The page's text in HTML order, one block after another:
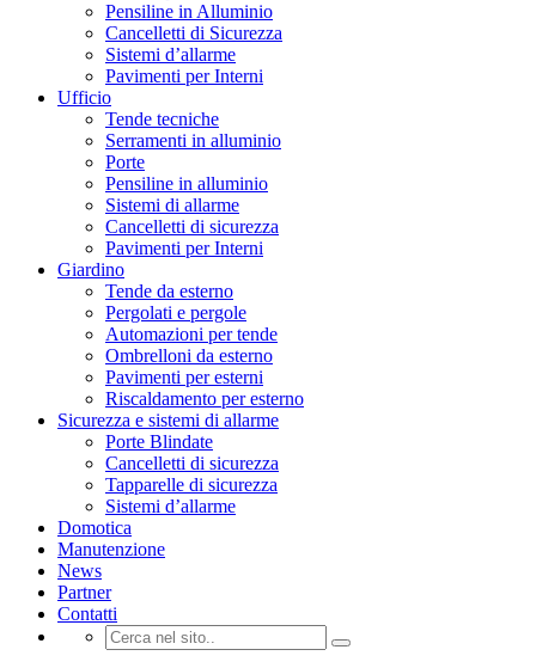
Pensiline in Alluminio
Cancelletti di Sicurezza
Sistemi d’allarme
Pavimenti per Interni
Ufficio
Tende tecniche
Serramenti in alluminio
Porte
Pensiline in alluminio
Sistemi di allarme
Cancelletti di sicurezza
Pavimenti per Interni
Giardino
Tende da esterno
Pergolati e pergole
Automazioni per tende
Ombrelloni da esterno
Pavimenti per esterni
Riscaldamento per esterno
Sicurezza e sistemi di allarme
Porte Blindate
Cancelletti di sicurezza
Tapparelle di sicurezza
Sistemi d’allarme
Domotica
Manutenzione
News
Partner
Contatti